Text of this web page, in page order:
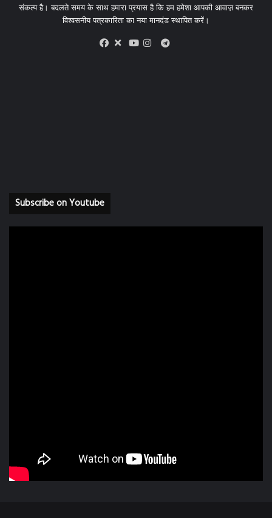
संकल्प है। बदलते समय के साथ हमारा प्रयास है कि हम हमेशा आपकी आवाज़ बनकर
विश्वसनीय पत्रकारिता का नया मानदंड स्थापित करें।
X
Telegram
Subscribe on Youtube